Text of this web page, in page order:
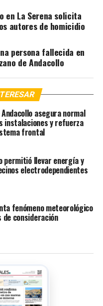
en La Serena solicita
autores de homicidio
persona fallecida en
de Andacollo
asegura normal
instalaciones y refuerza
frontal
permitió llevar energía y
electrodependientes
fenómeno meteorológico
de consideración